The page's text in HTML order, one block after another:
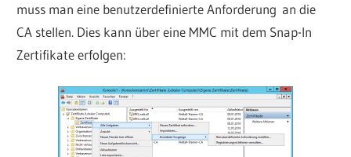
muss man eine benutzerdefinierte Anforderung an die
CA stellen. Dies kann über eine MMC mit dem Snap-In
Zertifikate erfolgen: